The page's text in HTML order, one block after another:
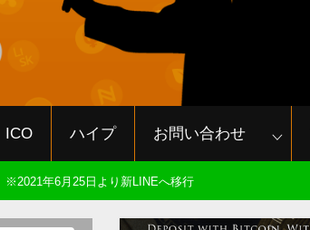
ICO ハイプ お問い合わせ
※2021年6月25日より新LINEへ移行